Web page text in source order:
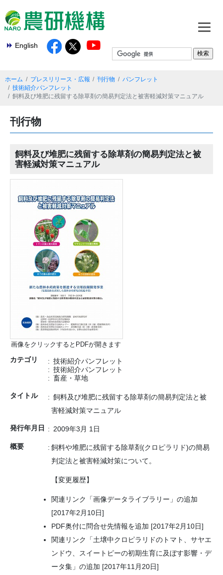
English
ホーム プレスリリース・広報 刊行物
パンフレット
技術紹介パンフレット
飼料及び堆肥に残留する除草剤の簡易判定法と被害軽減対策マニュアル
刊行物
飼料及び堆肥に残留する除草剤の簡易判定法と被
害軽減対策マニュアル
画像をクリックするとPDFが開きます
カテゴリ
技術紹介パンフレット
技術紹介パンフレット
畜産・草地
タイトル
飼料及び堆肥に残留する除草剤の簡易判定法と被
害軽減対策マニュアル
発行年月日 2009年3月 1日
概要
飼料や堆肥に残留する除草剤(クロピラリド)の簡易
判定法と被害軽減対策について。
【変更履歴】
関連リンク「画像データライブラリー」の追加
[2017年2月10日]
PDF奥付に問合せ先情報を追加 [2017年2月10日]
関連リンク「土壌中クロピラリドのトマト、サヤエ
ンドウ、スイートピーの初期生育に及ぼす影響・デ
ータ集」の追加 [2017年11月20日]